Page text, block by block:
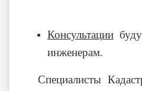
Консультации
инженерам.
Специалисты